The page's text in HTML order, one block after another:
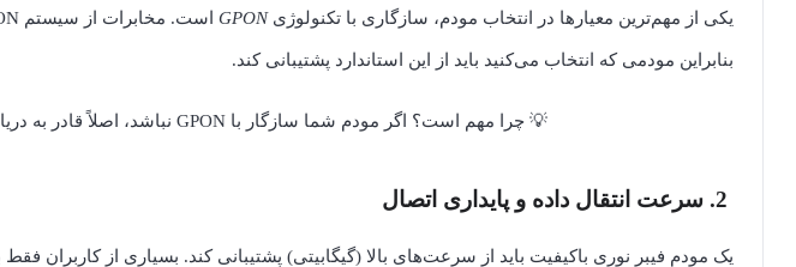
یکی از مهم‌ترین معیارها در انتخاب مودم، سازگاری با تکنولوژیGPON
بنابراین مودمی که انتخاب می‌کنید باید از این استاندارد پشتیبانی کند.
💡 چرا مهم است؟ اگر مودم شما سازگار با GPON نباشد، اصلاً قادر به دریافت اینترنت نخواهید بود!
یک مودم فیبر نوری باکیفیت باید از سرعت‌های بالا (گیگابیتی) پشتیبانی کند. بسیاری از کاربران